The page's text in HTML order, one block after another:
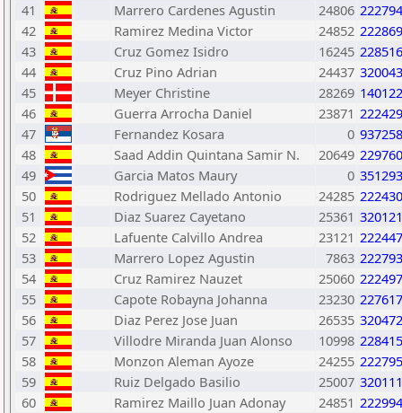
41
Marrero Cardenes Agustin 24806
42
Ramirez Medina Victor 24852
43
Cruz Gomez Isidro 16245
44
Cruz Pino Adrian 24437
45
Meyer Christine 28269
46
Guerra Arrocha Daniel 23871
47
Fernandez Kosara 0 937258
48
Saad Addin Quintana Samir N. 20649
49
Garcia Matos Maury 0
50
Rodriguez Mellado Antonio 24285
51
Diaz Suarez Cayetano 25361
52
Lafuente Calvillo Andrea 23121
53
Marrero Lopez Agustin 7863
54
Cruz Ramirez Nauzet 25060
55
Capote Robayna Johanna 23230
56
Diaz Perez Jose Juan 26535
57
Villodre Miranda Juan Alonso 10998
58
Monzon Aleman Ayoze 24255
59
Ruiz Delgado Basilio 25007
60
Ramirez Maillo Juan Adonay 24851